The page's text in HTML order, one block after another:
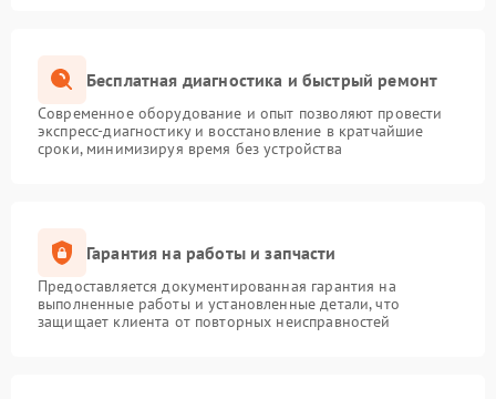
Бесплатная диагностика и быстрый ремонт
Современное оборудование и опыт позволяют провести
экспресс-диагностику и восстановление в кратчайшие
сроки, минимизируя время без устройства
Гарантия на работы и запчасти
Предоставляется документированная гарантия на
выполненные работы и установленные детали, что
защищает клиента от повторных неисправностей